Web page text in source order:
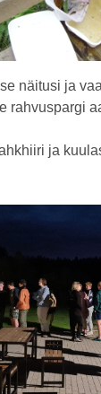
näitusi ja
rahvuspargi
ja